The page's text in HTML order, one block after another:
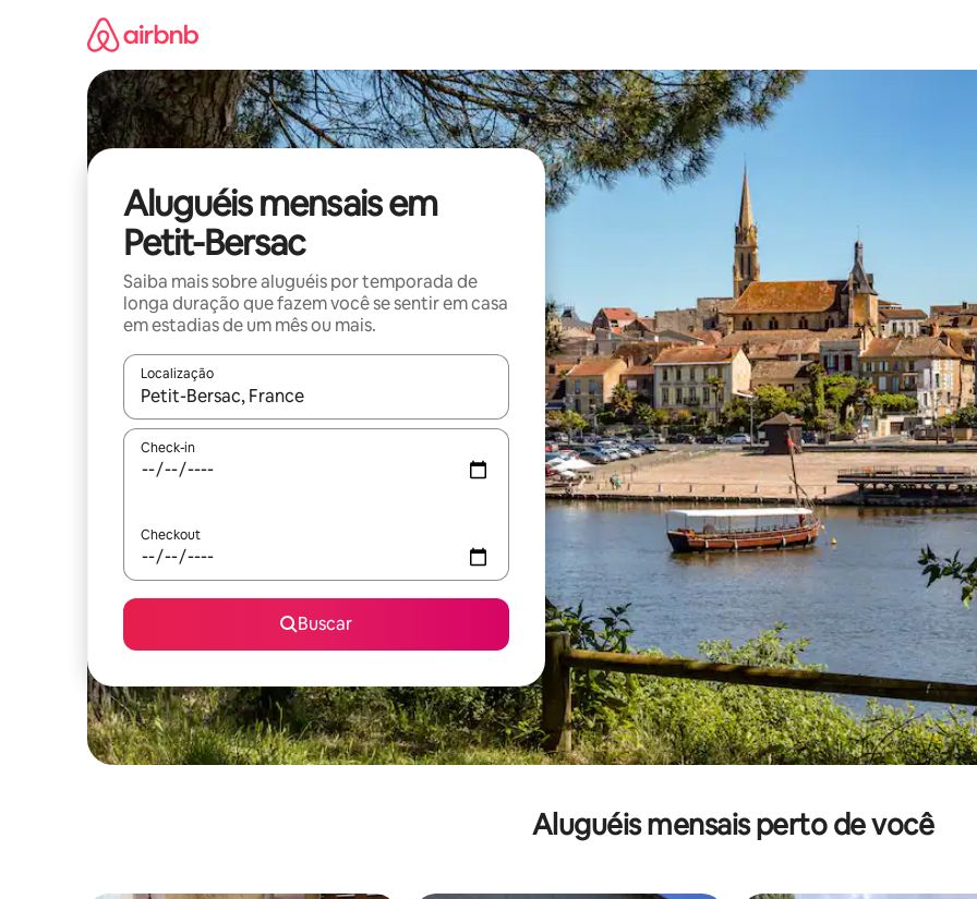
Aluguéis mensais em
Petit-Bersac
Saiba mais sobre aluguéis por temporada de
longa duração que fazem você se sentir em casa
em estadias de um mês ou mais.
Localização
Quando os resultados estiverem disponíveis, explore-os usando as seta para cima e para baixo do teclado ou tocando
Check-in
Checkout
Buscar
Aluguéis mensais perto de você